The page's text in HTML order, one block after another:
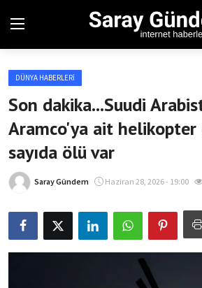
Ana Sayfa
Bölgesel
Son Dakika
Spor Haberleri
Teknoloji Haberleri
DÜNYA HABERLERI
Son dakika...Suudi
Aramco'ya ait helikopter
sayıda ölü var
Saray Gündem Haziran 28, 2026 - 19:00